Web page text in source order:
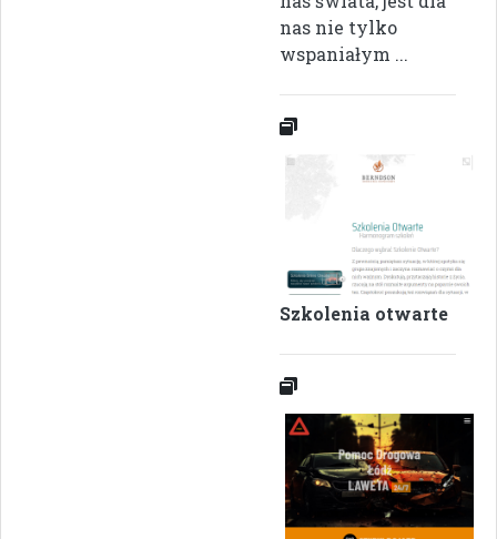
nas nie tylko
wspaniałym ...
Szkolenia otwarte